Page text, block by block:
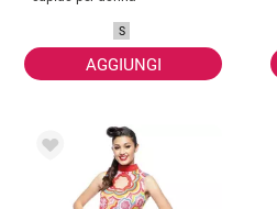
S
AGGIUNGI